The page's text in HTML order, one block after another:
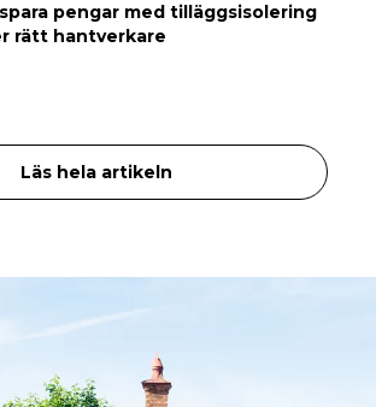
pengar med tilläggsisolering
rätt hantverkare
Läs hela artikeln